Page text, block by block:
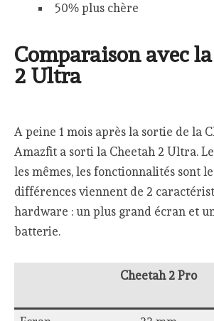
50% plus chère
Comparaison avec
2 Ultra
A peine 1 mois après la sortie de la
Amazfit a sorti la Cheetah 2 Ultra.
les mêmes, les fonctionnalités sont
différences viennent de 2
hardware : un plus grand écran et
batterie.
Cheetah 2 Pro